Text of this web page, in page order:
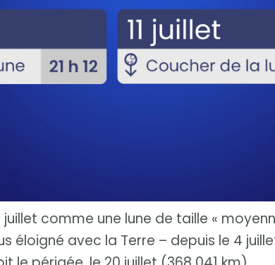
comme une lune de taille «
éloigné avec la Terre – depuis le 4